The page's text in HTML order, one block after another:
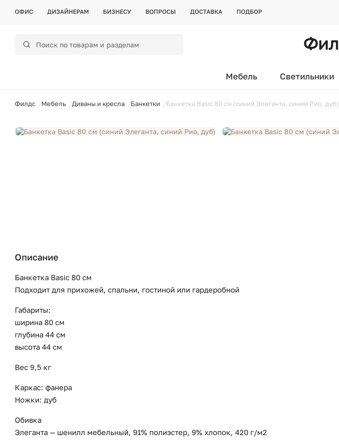
ОФИС ДИЗАЙНЕРАМ БИЗНЕСУ ВОПРОСЫ ДОСТАВКА ПОДБОР
Мебель Светильники
Филдс Мебель Диваны и кресла Банкетки Банкетка Basic 80 см (синий Элеганта, синий Рио, дуб)
Описание
Банкетка Basic 80 см
Подходит для прихожей, спальни, гостиной или гардеробной
Габариты:
ширина 80 см
глубина 44 см
высота 44 см
Вес 9,5 кг
Каркас: фанера
Ножки: дуб
Обивка
Элеганта — шенилл мебельный, 91% полиэстер, 9% хлопок, 420 г/м2